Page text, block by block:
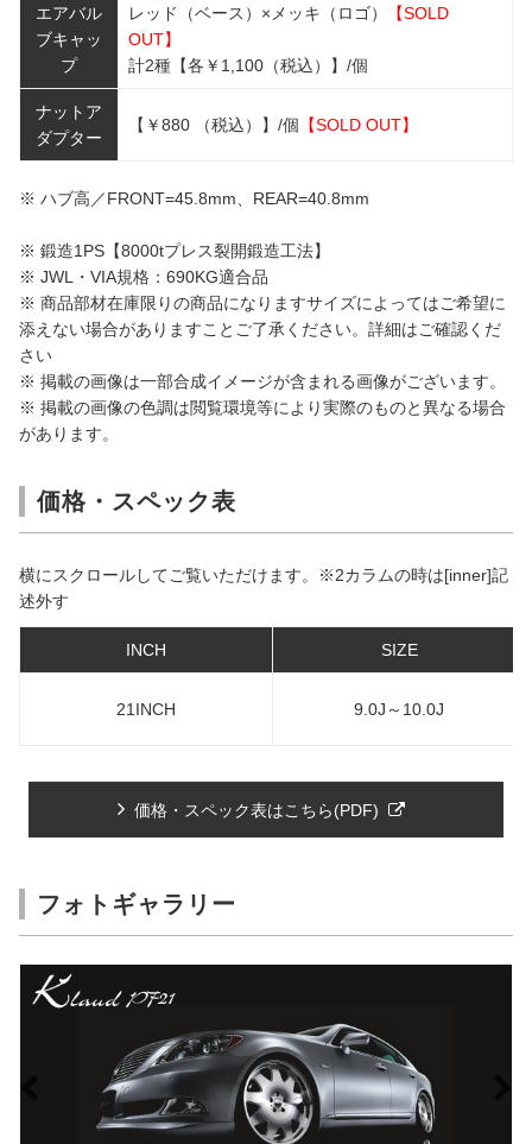
エアバル
ブキャッ
プ
レッド（ベース）×メッキ（ロゴ）
【SOLD
OUT】
計2種【各￥1,100（税込）】/個
ナットア
ダプター
【￥880 （税込）】/個 【SOLD OUT】
※ ハブ高／FRONT=45.8mm、REAR=40.8mm
※ 鍛造1PS【8000tプレス裂開鍛造工法】
※ JWL・VIA規格：690KG適合品
※ 商品部材在庫限りの商品になりますサイズによってはご希望に
添えない場合がありますことご了承ください。詳細はご確認くだ
さい
※ 掲載の画像は一部合成イメージが含まれる画像がございます。
※ 掲載の画像の色調は閲覧環境等により実際のものと異なる場合
があります。
価格・スペック表
横にスクロールしてご覧いただけます。※2カラムの時は[inner]記
述外す
INCH SIZE
21INCH 9.0J～10.0J
価格・スペック表はこちら(PDF)
フォトギャラリー